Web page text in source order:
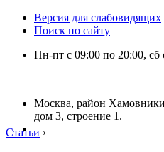
Версия для слабовидящих
Поиск по сайту
Пн-пт с 09:00 по 20:00, сб
Москва, район
дом 3, строение 1.
Статьи ›